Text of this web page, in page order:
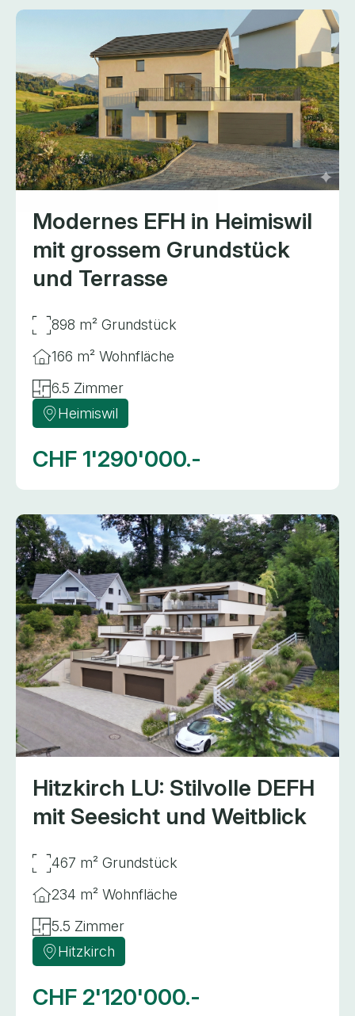
Modernes EFH in Heimiswil
mit grossem Grundstück
und Terrasse
898 m² Grundstück
166 m² Wohnfläche
6.5 Zimmer
Heimiswil
CHF 1'290'000.-
Hitzkirch LU: Stilvolle DEFH
mit Seesicht und Weitblick
467 m² Grundstück
234 m² Wohnfläche
5.5 Zimmer
Hitzkirch
CHF 2'120'000.-